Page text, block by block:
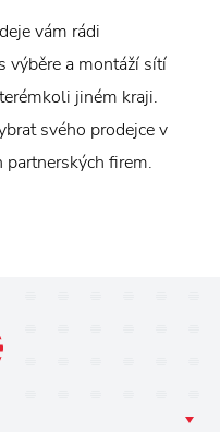
vám rádi
výběre a montáží sítí
jiném kraji.
svého prodejce v
partnerských firem.